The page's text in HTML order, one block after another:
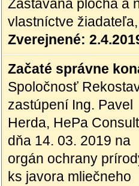
Zastavaná plocha a
vlastníctve
Zverejnené:
Začaté správne
Spoločnosť
zastúpení Ing. Pavel
Herda, HePa
dňa 14. 03. 2019 na
orgán ochrany
ks javora mliečneho